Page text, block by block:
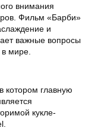
внимания
Фильм «Барби»
и
важные вопросы
мире.
котором главную
кукле-